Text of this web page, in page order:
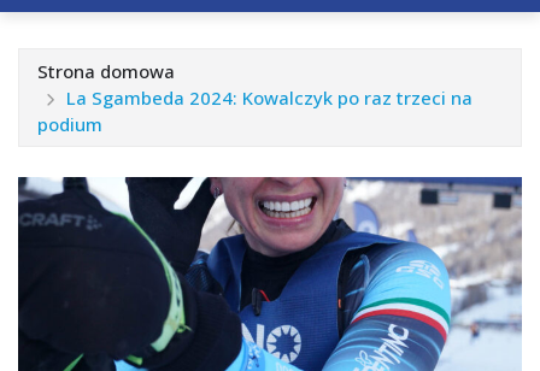
Strona domowa
La Sgambeda 2024: Kowalczyk po raz trzeci na
podium